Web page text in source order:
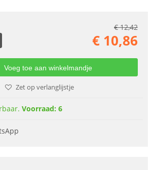
€12,42
€ 10,86
Voeg toe aan winkelmandje
Zet op verlanglijstje
Voorraad: 6